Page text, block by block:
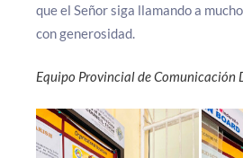
que el Señor siga llamando a
con generosidad.
Equipo Provincial de Comunicación